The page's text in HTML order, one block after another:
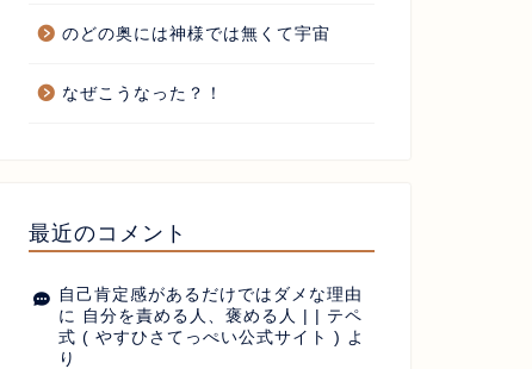
のどの奥には神様では無くて宇宙
なぜこうなった？！
最近のコメント
自己肯定感があるだけではダメな理由
に 自分を責める人、褒める人 | | テペ
式 ( やすひさてっぺい公式サイト ) よ
り